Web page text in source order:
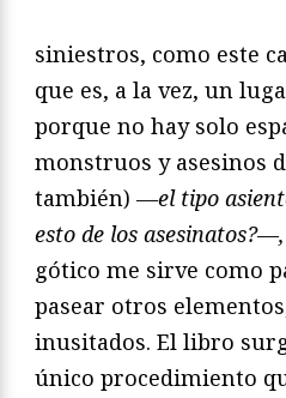
siniestros, como este
que es, a la vez, un
porque no hay solo
monstruos y asesinos
también)—el tipo
esto de los asesinatos?—,
gótico me sirve como
pasear otros
inusitados. El libro
único procedimiento